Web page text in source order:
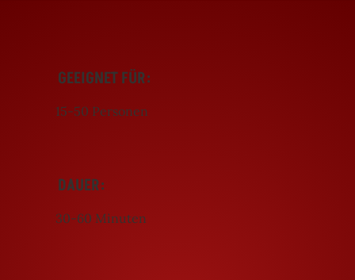
GEEIGNET FÜR:
15-50 Personen
DAUER:
30-60 Minuten